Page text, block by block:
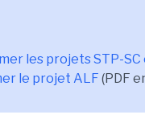
les projets STP-SC
le projet ALF (PDF